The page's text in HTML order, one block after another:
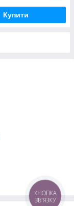
Купити
КНОПКА
ЗВ'ЯЗКУ